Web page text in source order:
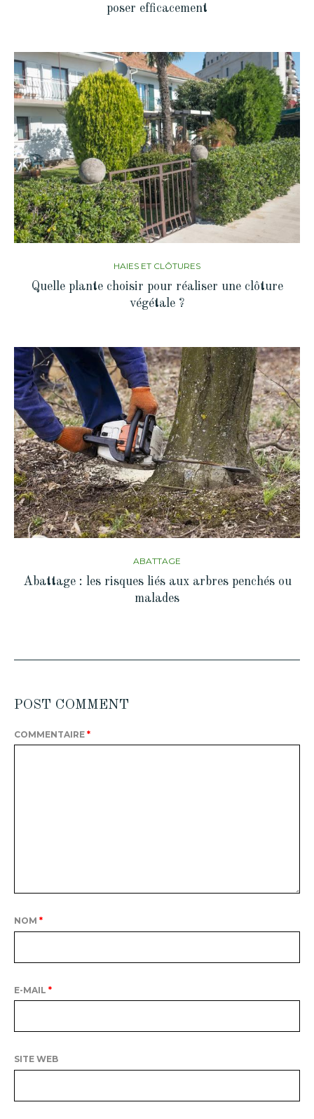
poser efficacement
HAIES ET CLÔTURES
Quelle plante choisir pour réaliser une clôture
végétale ?
ABATTAGE
Abattage : les risques liés aux arbres penchés ou
malades
POST COMMENT
COMMENTAIRE *
NOM *
E-MAIL *
SITE WEB